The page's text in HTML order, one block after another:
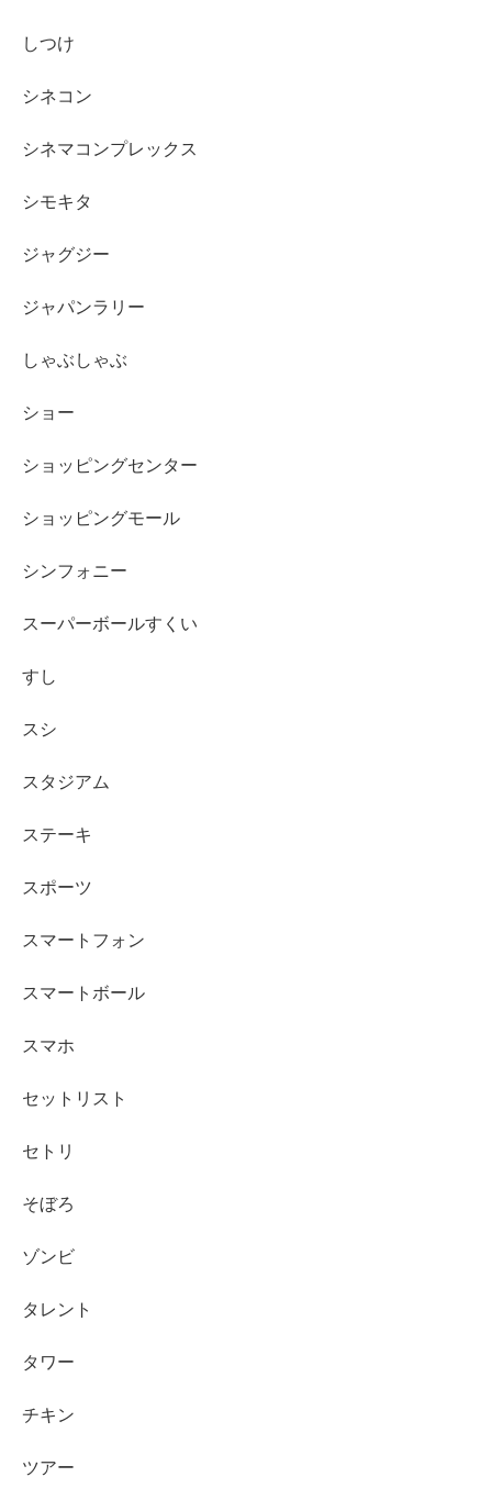
しつけ
シネコン
シネマコンプレックス
シモキタ
ジャグジー
ジャパンラリー
しゃぶしゃぶ
ショー
ショッピングセンター
ショッピングモール
シンフォニー
スーパーボールすくい
すし
スシ
スタジアム
ステーキ
スポーツ
スマートフォン
スマートボール
スマホ
セットリスト
セトリ
そぼろ
ゾンビ
タレント
タワー
チキン
ツアー